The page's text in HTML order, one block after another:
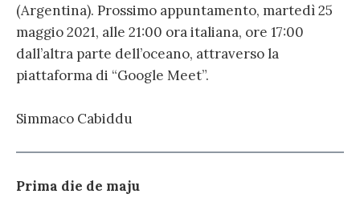
(Argentina). Prossimo appuntamento, martedì 25
maggio 2021, alle 21:00 ora italiana, ore 17:00
dall’altra parte dell’oceano, attraverso la
piattaforma di “Google Meet”.
Simmaco Cabiddu
Prima die de maju